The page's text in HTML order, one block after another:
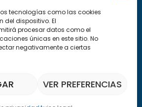
tecnologías como las cookies
dispositivo. El
procesar datos como el
únicas en este sitio. No
negativamente a ciertas
VER PREFERENCIAS